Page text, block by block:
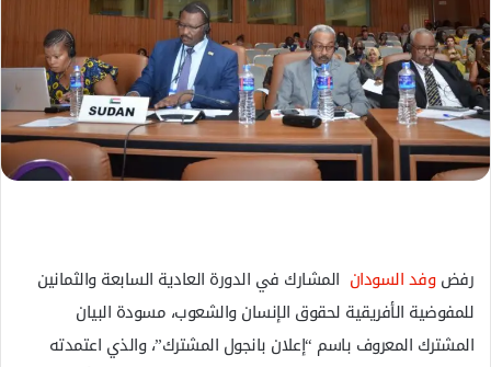
د
ا
إ
ل
ك
ت
ر
رفضوفد السودان المشارك في الدورة العادية السابعة والثمانين
للمفوضية الأفريقية لحقوق الإنسان والشعوب، مسودة البيان
المشترك المعروف باسم “إعلان بانجول المشترك”، والذي اعتمدته